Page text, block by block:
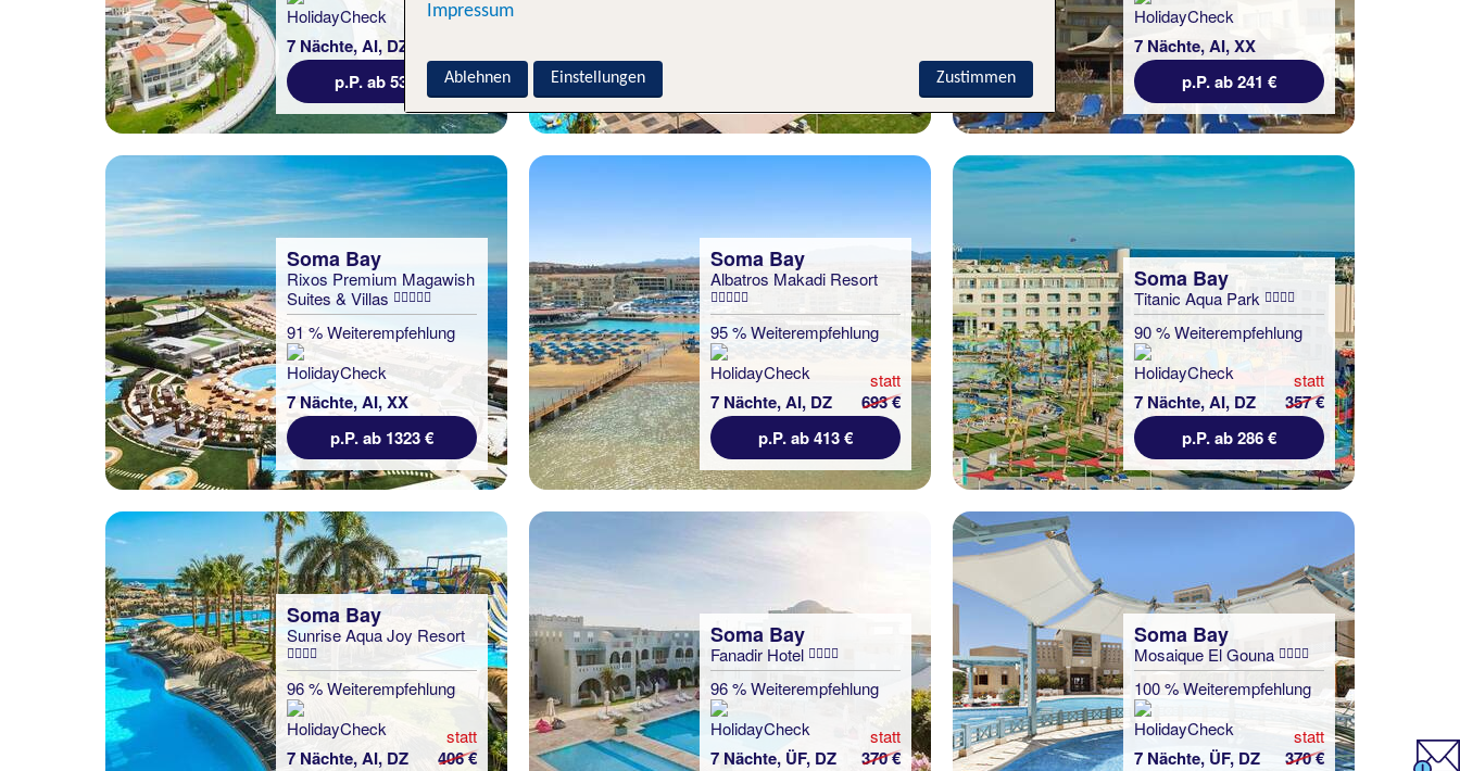
7 Nächte, AI, DZ
statt
p.P. ab 536 €
7 Nächte, AI, XX
p.P. ab 241 €
Soma Bay
Rixos Premium Magawish
Suites & Villas
91 % Weiterempfehlung
7 Nächte, AI, XX
p.P. ab 1323 €
Soma Bay
Albatros Makadi Resort
95 % Weiterempfehlung
7 Nächte, AI, DZ
statt
693 €
p.P. ab 413 €
Soma Bay
Titanic Aqua Park
90 % Weiterempfehlung
7 Nächte, AI, DZ
statt
357 €
p.P. ab 286 €
Soma Bay
Sunrise Aqua Joy Resort
96 % Weiterempfehlung
7 Nächte, AI, DZ
statt
406 €
Soma Bay
Fanadir Hotel
96 % Weiterempfehlung
7 Nächte, ÜF, DZ
statt
370 €
Soma Bay
Mosaique El Gouna
100 % Weiterempfehlung
7 Nächte, ÜF, DZ
statt
370 €
Impressum
Zustimmen
Ablehnen Einstellungen